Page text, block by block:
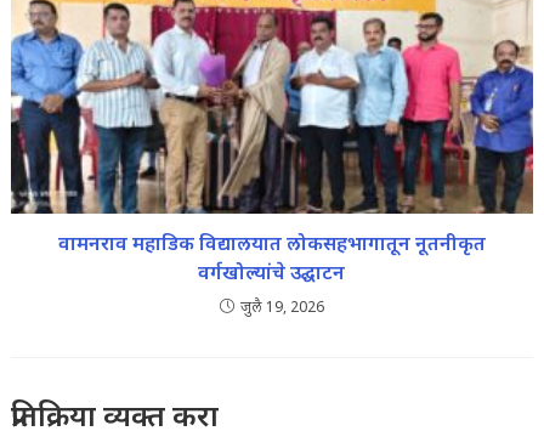
वामनराव महाडिक विद्यालयात लोकसहभागातून नूतनीकृत
वर्गखोल्यांचे उद्घाटन
जुलै 19, 2026
प्रतिक्रिया व्यक्त करा